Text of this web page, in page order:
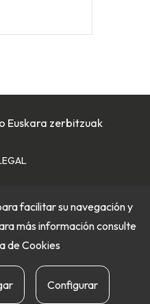
Euskara zerbitzuak
facilitar su navegación y
más información consulte
de Cookies
Configurar